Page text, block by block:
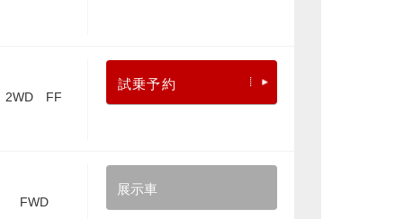
2WD FF
試乗予約
FWD
展示車